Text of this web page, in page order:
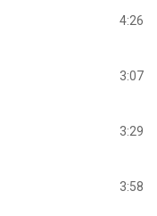
4:26
3:07
3:29
3:58